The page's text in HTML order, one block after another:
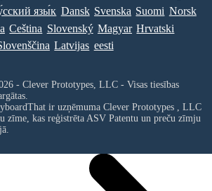
язы́к Dansk Svenska Suomi Norsk
Ceština Slovenský Magyar Hrvatski
Latvijas eesti
- Clever Prototypes, LLC - Visas tiesības
ir uzņēmuma Clever Prototypes , LLC
zīme, kas reģistrēta ASV Patentu un preču zīmju